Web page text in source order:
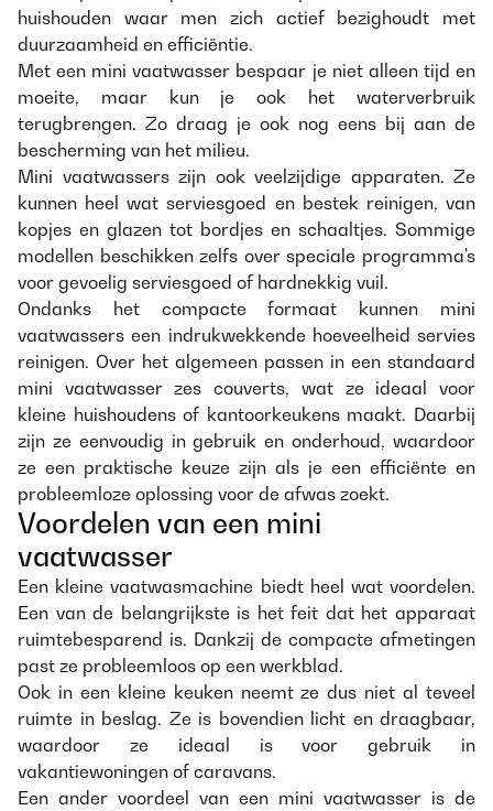
huishouden waar men zich actief bezighoudt met
duurzaamheid en efficiëntie.
Met een mini vaatwasser bespaar je niet alleen tijd en
moeite, maar kun je ook het waterverbruik
terugbrengen. Zo draag je ook nog eens bij aan de
bescherming van het milieu.
Mini vaatwassers zijn ook veelzijdige apparaten. Ze
kunnen heel wat serviesgoed en bestek reinigen, van
kopjes en glazen tot bordjes en schaaltjes. Sommige
modellen beschikken zelfs over speciale programma's
voor gevoelig serviesgoed of hardnekkig vuil.
Ondanks het compacte formaat kunnen mini
vaatwassers een indrukwekkende hoeveelheid servies
reinigen. Over het algemeen passen in een standaard
mini vaatwasser zes couverts, wat ze ideaal voor
kleine huishoudens of kantoorkeukens maakt. Daarbij
zijn ze eenvoudig in gebruik en onderhoud, waardoor
ze een praktische keuze zijn als je een efficiënte en
probleemloze oplossing voor de afwas zoekt.
Voordelen van een mini
vaatwasser
Een kleine vaatwasmachine biedt heel wat voordelen.
Een van de belangrijkste is het feit dat het apparaat
ruimtebesparend is. Dankzij de compacte afmetingen
past ze probleemloos op een werkblad.
Ook in een kleine keuken neemt ze dus niet al teveel
ruimte in beslag. Ze is bovendien licht en draagbaar,
waardoor ze ideaal is voor gebruik in
vakantiewoningen of caravans.
Een ander voordeel van een mini vaatwasser is de